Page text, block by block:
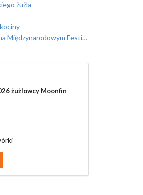
żużla
Folklorystycznym w Portugalii /foto/
żużlowcy Moonfin